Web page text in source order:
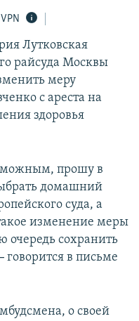
СОПРОТИВЛЕНИЯ
Лутковская
райсуда Москвы
меру
с ареста на
здоровья
прошу в
домашний
суда, а
изменение меры
очередь сохранить
говорится в письме
о своей